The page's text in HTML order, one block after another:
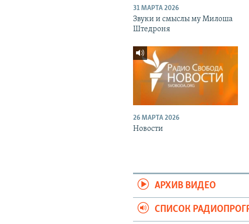
31 МАРТА 2026
Звуки и смыслы му Милоша
Штедроня
26 МАРТА 2026
Новости
АРХИВ ВИДЕО
СПИСОК